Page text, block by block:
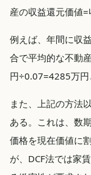
産の収益還元価値
例えば、年間に収
合で平均的な不動
円÷0.07=4285万円
また、上記の方法
ある。これは、数
価格を現在価値に
が、DCF法では家